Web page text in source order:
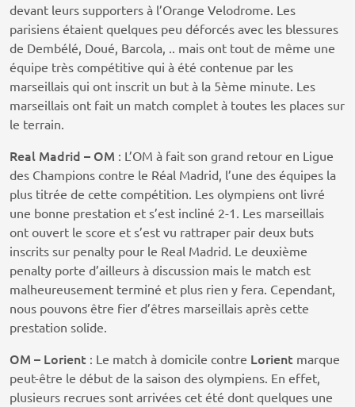
devant leurs supporters à l’Orange Velodrome. Les
parisiens étaient quelques peu déforcés avec les blessures
de Dembélé, Doué, Barcola, .. mais ont tout de même une
équipe très compétitive qui à été contenue par les
marseillais qui ont inscrit un but à la 5ème minute. Les
marseillais ont fait un match complet à toutes les places sur
le terrain.
Real Madrid – OM : L’OM à fait son grand retour en Ligue
des Champions contre le Réal Madrid, l’une des équipes la
plus titrée de cette compétition. Les olympiens ont livré
une bonne prestation et s’est incliné 2-1. Les marseillais
ont ouvert le score et s’est vu rattraper pair deux buts
inscrits sur penalty pour le Real Madrid. Le deuxième
penalty porte d’ailleurs à discussion mais le match est
malheureusement terminé et plus rien y fera. Cependant,
nous pouvons être fier d’êtres marseillais après cette
prestation solide.
OM – Lorient : Le match à domicile contre Lorient marque
peut-être le début de la saison des olympiens. En effet,
plusieurs recrues sont arrivées cet été dont quelques une